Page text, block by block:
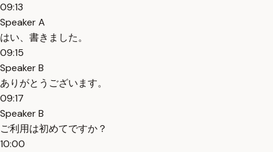
09:13
Speaker A
はい、書きました。
09:15
Speaker B
ありがとうございます。
09:17
Speaker B
ご利用は初めてですか？
10:00